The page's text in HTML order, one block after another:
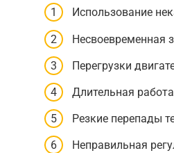
Использование
Несвоевременная
Перегрузки
Длительная
Резкие перепады
Неправильная